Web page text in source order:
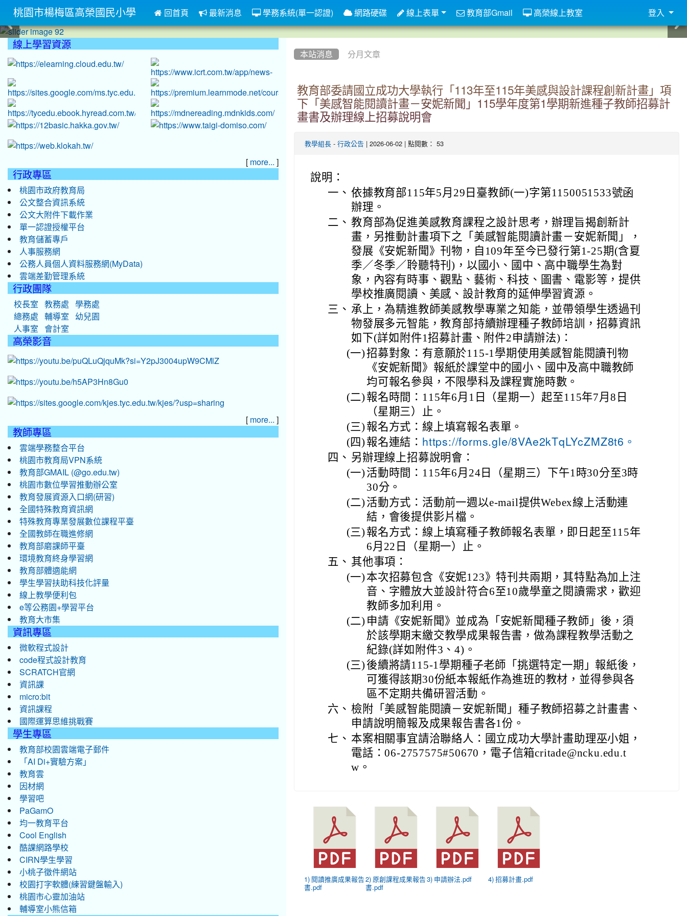
本站消息 分月文章
教育部委請國立成功大學執行「113年至115年美感與設計課程創新計畫」項
下「美感智能閱讀計畫－安妮新聞」115學年度第1學期新進種子教師招募計
畫書及辦理線上招募說明會
教學組長 - 行政公告 | 2026-06-02 | 點閱數： 53
說明：
一、 依據教育部115年5月29日臺教師(一)字第1150051533號函
辦理。
二、 教育部為促進美感教育課程之設計思考，辦理旨揭創新計
畫，另推動計畫項下之「美感智能閱讀計畫－安妮新聞」，
發展《安妮新聞》刊物，自109年至今已發行第1-25期(含夏
季／冬季／聆聽特刊)，以國小、國中、高中職學生為對
象，內容有時事、觀點、藝術、科技、圖書、電影等，提供
學校推廣閱讀、美感、設計教育的延伸學習資源。
三、 承上，為精進教師美感教學專業之知能，並帶領學生透過刊
物發展多元智能，教育部持續辦理種子教師培訓，招募資訊
如下(詳如附件1招募計畫、附件2申請辦法)：
(一)招募對象：有意願於115-1學期使用美感智能閱讀刊物
《安妮新聞》報紙於課堂中的國小、國中及高中職教師
均可報名參與，不限學科及課程實施時數。
(二) 報名時間：115年6月1日（星期一）起至115年7月8日
（星期三）止。
(三) 報名方式：線上填寫報名表單。
(四) 報名連結： https://forms.gle/8VAe2kTqLYcZMZ8t6。
四、 另辦理線上招募說明會：
(一) 活動時間：115年6月24日（星期三）下午1時30分至3時
30分。
(二) 活動方式：活動前一週以e-mail提供Webex線上活動連
結，會後提供影片檔。
(三) 報名方式：線上填寫種子教師報名表單，即日起至115年
6月22日（星期一）止。
五、 其他事項：
(一) 本次招募包含《安妮123》特刊共兩期，其特點為加上注
音、字體放大並設計符合6至10歲學童之閱讀需求，歡迎
教師多加利用。
(二) 申請《安妮新聞》並成為「安妮新聞種子教師」後，須
於該學期末繳交教學成果報告書，做為課程教學活動之
紀錄(詳如附件3、4)。
(三) 後續將請115-1學期種子老師「挑選特定一期」報紙後，
可獲得該期30份紙本報紙作為進班的教材，並得參與各
區不定期共備研習活動。
六、 檢附「美感智能閱讀－安妮新聞」種子教師招募之計畫書、
申請說明簡報及成果報告書各1份。
七、 本案相關事宜請洽聯絡人：國立成功大學計畫助理巫小姐，
電話：06-2757575#50670，電子信箱critade@ncku.edu.t
w。
1) 閱讀推廣成果報告
書.pdf
2) 原創課程成果報告
書.pdf
3) 申請辦法.pdf 4) 招募計畫.pdf
線上學習資源
[ more... ]
行政專區
桃園市政府教育局
公文整合資訊系統
公文大附件下載作業
單一認證授權平台
教育儲蓄專戶
人事服務網
公務人員個人資料服務網(MyData)
雲端差勤管理系統
行政團隊
校長室 教務處
學務處
總務處
輔導室
幼兒園
人事室
會計室
高榮影音
[ more... ]
教師專區
雲端學務整合平台
桃園市教育局VPN系統
教育部GMAIL (@go.edu.tw)
桃園市數位學習推動辦公室
教育發展資源入口網(研習)
全國特殊教育資訊網
特殊教育專業發展數位課程平臺
全國教師在職進修網
教育部磨課師平臺
環境教育終身學習網
教育部體適能網
學生學習扶助科技化評量
線上教學便利包
e等公務園+學習平台
教育大市集
資訊專區
微軟程式設計
code程式設計教育
SCRATCH官網
資訊課
micro:bit
資訊課程
國際運算思維挑戰賽
學生專區
教育部校園雲端電子郵件
「AI Di+實驗方案」
教育雲
因材網
學習吧
PaGamO
均一教育平台
Cool English
酷課網路學校
CIRN學生學習
小桃子徵件網站
校園打字軟體(練習鍵盤輸入)
桃園市心靈加油站
輔導室小熊信箱
桃園市楊梅區高榮國民小學 回首頁 最新消息 學務系統(單一認證) 網路硬碟 線上表單 教育部Gmail 高榮線上教室 登入